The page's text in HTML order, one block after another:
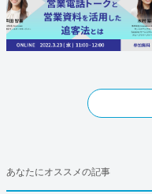
あなたにオススメの記事